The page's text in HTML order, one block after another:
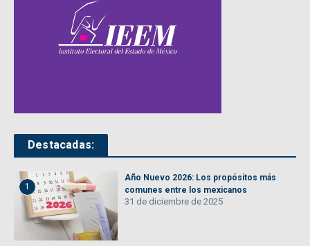
Destacadas:
1
Año Nuevo 2026: Los propósitos más
comunes entre los mexicanos
31 de diciembre de 2025